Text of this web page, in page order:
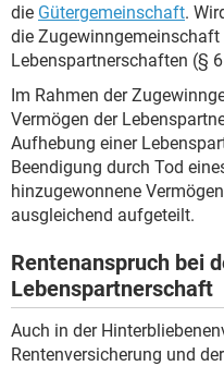
die Gütergemeinschaft.
die Zugewinngemeinschaft
Lebenspartnerschaften (§
Im Rahmen der
Vermögen der
Aufhebung einer
Beendigung durch Tod
hinzugewonnene
ausgleichend aufgeteilt.
Rentenanspruch bei
Lebenspartnerschaft
Auch in der
Rentenversicherung und